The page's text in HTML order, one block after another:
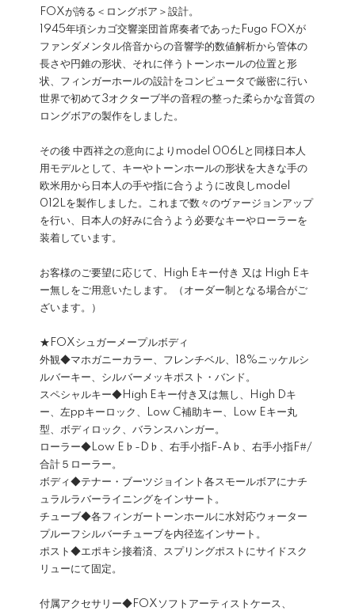
FOXが誇る＜ロングボア＞設計。
1945年頃シカゴ交響楽団首席奏者であったFugo FOXが
ファンダメンタル倍音からの音響学的数値解析から管体の
長さや円錐の形状、それに伴うトーンホールの位置と形
状、フィンガーホールの設計をコンピュータで厳密に行い
世界で初めて3オクターブ半の音程の整った柔らかな音質の
ロングボアの製作をしました。
その後 中西祥之の意向によりmodel 006Lと同様日本人
用モデルとして、キーやトーンホールの形状を大きな手の
欧米用から日本人の手や指に合うように改良しmodel
012Lを製作しました。これまで数々のヴァージョンアップ
を行い、日本人の好みに合うよう必要なキーやローラーを
装着しています。
お客様のご要望に応じて、High Eキー付き 又は High Eキ
ー無しをご用意いたします。（オーダー制となる場合がご
ざいます。）
★FOXシュガーメープルボディ
外観◆マホガニーカラー、フレンチベル、18%ニッケルシ
ルバーキー、シルバーメッキポスト・バンド。
スペシャルキー◆High Eキー付き又は無し、High Dキ
ー、左ppキーロック、Low C補助キー、Low Eキー丸
型、ボディロック、バランスハンガー。
ローラー◆Low E♭-D♭、右手小指F-A♭、右手小指F#/
合計５ローラー。
ボディ◆テナー・ブーツジョイント各スモールボアにナチ
ュラルラバーライニングをインサート。
チューブ◆各フィンガートーンホールに水対応ウォーター
プルーフシルバーチューブを内径迄インサート。
ポスト◆エポキシ接着済、スプリングポストにサイドスク
リューにて固定。
付属アクセサリー◆FOXソフトアーティストケース、